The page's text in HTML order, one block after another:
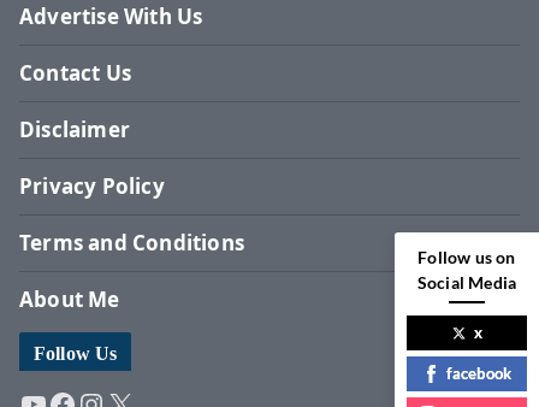
Advertise With Us
Contact Us
Disclaimer
Privacy Policy
Terms and Conditions
About Me
Follow Us
Follow us on
Social Media
x
facebook